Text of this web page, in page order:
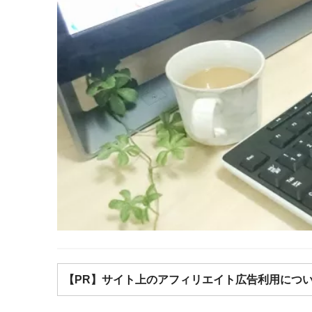
【PR】サイト上のアフィリエイト広告利用につ